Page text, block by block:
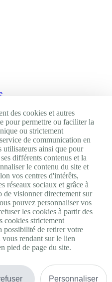
De 9h à 18h.
des cookies et autres
pour permettre ou faciliter la
ou strictement
de communication en
utilisateurs ainsi que pour
différents contenus et la
le contenu du site et
vos centres d'intérêts,
réseaux sociaux et grâce à
de visionner directement sur
pouvez personnaliser vos
les cookies à partir des
cookies strictement
possibilité de retirer votre
rendant sur le lien
pied de page du site.
Personnaliser